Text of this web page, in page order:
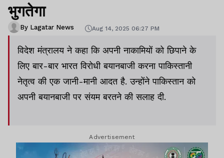
भुगतेगा
By Lagatar News Aug 14, 2025 06:27 PM
विदेश मंत्रालय ने कहा कि अपनी नाकामियों को छिपाने के
लिए बार-बार भारत विरोधी बयानबाजी करना पाकिस्तानी
नेतृत्व की एक जानी-मानी आदत है. उन्होंने पाकिस्तान को
अपनी बयानबाजी पर संयम बरतने की सलाह दी.
Advertisement